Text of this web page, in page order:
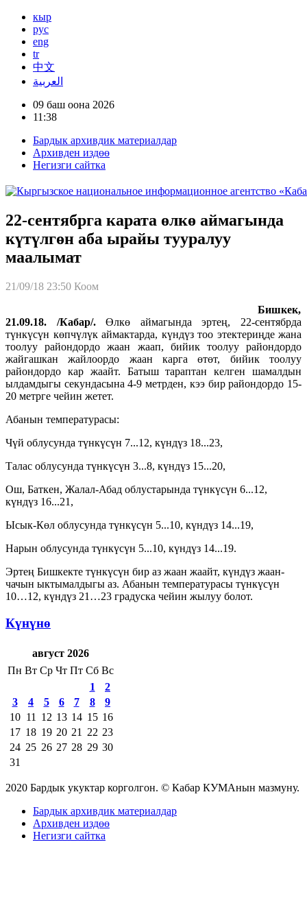
кыр
рус
eng
tr
中文
العربية
09 баш оона 2026
11:38
Бардык архивдик материалдар
Архивден издөө
Негизги сайтка
22-сентябрга карата өлкө аймагында
күтүлгөн аба ырайы тууралуу
маалымат
21/09/18 23:50 Коом
Бишкек,
21.09.18. /Кабар/.Өлкө аймагында эртең, 22-сентябрда
түнкүсүн көпчүлүк аймактарда, күндүз тоо этектериңде жана
тоолуу райондордо жаан жаап, бийик тоолуу райондордо
жайгашкан жайлоордо жаан карга өтөт, бийик тоолуу
райондордо кар жаайт. Батыш тараптан келген шамалдын
ылдамдыгы секундасына 4-9 метрден, кээ бир райондордо 15-
20 метрге чейин жетет.
Абанын температурасы:
Чүй облусунда түнкүсүн 7...12, күндүз 18...23,
Талас облусунда түнкүсүн 3...8, күндүз 15...20,
Ош, Баткен, Жалал-Абад облустарында түнкүсүн 6...12,
күндүз 16...21,
Ысык-Көл облусунда түнкүсүн 5...10, күндүз 14...19,
Нарын облусунда түнкүсүн 5...10, күндүз 14...19.
Эртең Бишкекте түнкүсүн бир аз жаан жаайт, күндүз жаан-
чачын ыктымалдыгы аз. Абанын температурасы түнкүсүн
10…12, күндүз 21…23 градуска чейин жылуу болот.
Күнүнө
август 2026
Пн Вт Ср Чт Пт Сб Вс
1
2
3
4 5 6 7 8
9
10 11 12 13 14 15 16
17 18 19 20 21 22 23
24 25 26 27 28 29 30
31
2020 Бардык укуктар корголгон. © Кабар КУМАнын мазмуну.
Бардык архивдик материалдар
Архивден издөө
Негизги сайтка